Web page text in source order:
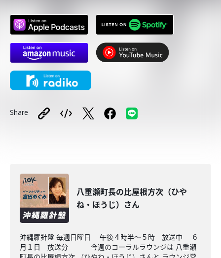
Share
八重瀬町長の比屋根方次（ひや
ね・ほうじ）さん
沖縄羅針盤 毎週日曜日 午後４時半～５時 放送中 ６
月１日 放送分 今週のコーラルラウンジは 八重瀬